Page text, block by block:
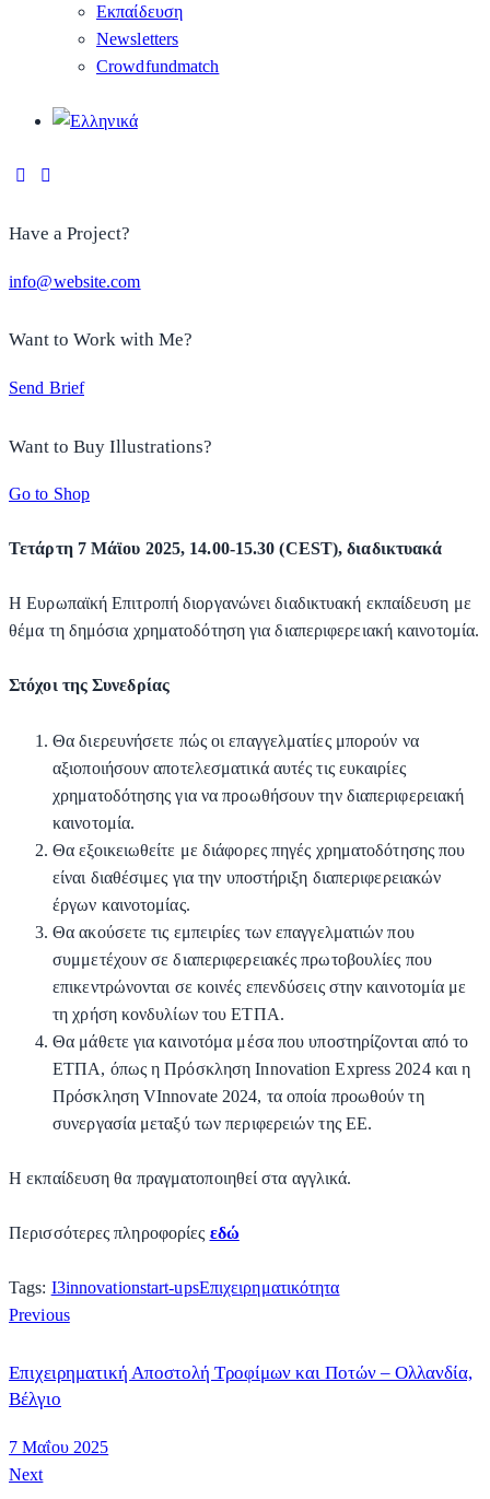
Εκπαίδευση
Newsletters
Crowdfundmatch
Have a Project?
info@website.com
Want to Work with Me?
Send Brief
Want to Buy Illustrations?
Go to Shop
Τετάρτη 7 Μάϊου 2025, 14.00-15.30 (CEST), διαδικτυακά
Η Ευρωπαϊκή Επιτροπή διοργανώνει διαδικτυακή εκπαίδευση με
θέμα τη δημόσια χρηματοδότηση για διαπεριφερειακή καινοτομία.
Στόχοι της Συνεδρίας
Θα διερευνήσετε πώς οι επαγγελματίες μπορούν να
αξιοποιήσουν αποτελεσματικά αυτές τις ευκαιρίες
χρηματοδότησης για να προωθήσουν την διαπεριφερειακή
καινοτομία.
Θα εξοικειωθείτε με διάφορες πηγές χρηματοδότησης που
είναι διαθέσιμες για την υποστήριξη διαπεριφερειακών
έργων καινοτομίας.
Θα ακούσετε τις εμπειρίες των επαγγελματιών που
συμμετέχουν σε διαπεριφερειακές πρωτοβουλίες που
επικεντρώνονται σε κοινές επενδύσεις στην καινοτομία με
τη χρήση κονδυλίων του ΕΤΠΑ.
Θα μάθετε για καινοτόμα μέσα που υποστηρίζονται από το
ΕΤΠΑ, όπως η Πρόσκληση Innovation Express 2024 και η
Πρόσκληση VInnovate 2024, τα οποία προωθούν τη
συνεργασία μεταξύ των περιφερειών της ΕΕ.
Η εκπαίδευση θα πραγματοποιηθεί στα αγγλικά.
Περισσότερες πληροφορίες εδώ
Tags: I3innovationstart-upsΕπιχειρηματικότητα
Previous
Επιχειρηματική Αποστολή Τροφίμων και Ποτών – Ολλανδία,
Βέλγιο
7 Μαΐου 2025
Next